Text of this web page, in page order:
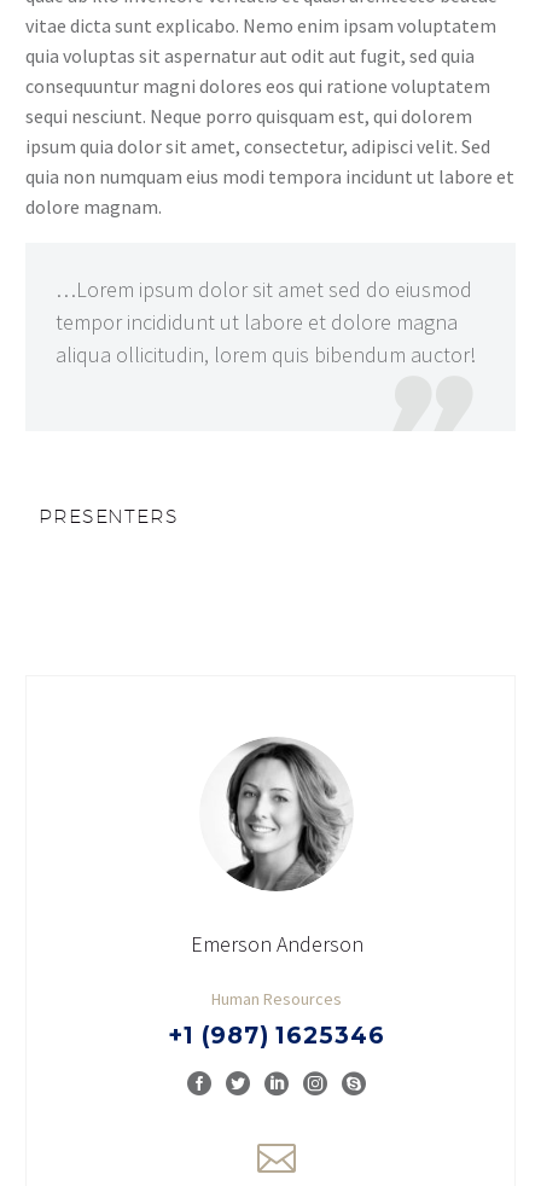
vitae dicta sunt explicabo. Nemo enim ipsam voluptatem
quia voluptas sit aspernatur aut odit aut fugit, sed quia
consequuntur magni dolores eos qui ratione voluptatem
sequi nesciunt. Neque porro quisquam est, qui dolorem
ipsum quia dolor sit amet, consectetur, adipisci velit. Sed
quia non numquam eius modi tempora incidunt ut labore et
dolore magnam.
…Lorem ipsum dolor sit amet sed do eiusmod
tempor incididunt ut labore et dolore magna
aliqua ollicitudin, lorem quis bibendum auctor!
PRESENTERS
Emerson Anderson
Human Resources
+1 (987) 1625346